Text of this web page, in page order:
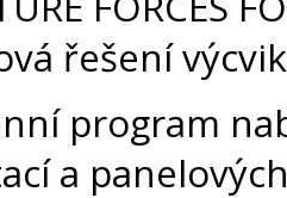
řešení
program
a